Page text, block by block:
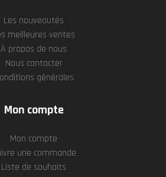
Les nouveautés
meilleures ventes
À propos de nous
Nous contacter
générales
Mon compte
Mon compte
une commande
Liste de souhaits